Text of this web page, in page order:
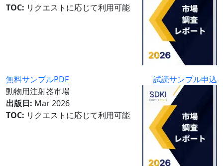
TOC: リクエストに応じて利用可能
無料サンプルPDF
試読サンプル申込
動物用注射器市場
出版日: Mar 2026
TOC: リクエストに応じて利用可能